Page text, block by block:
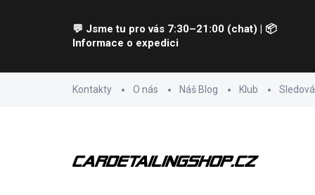
💬 Jsme tu pro vás 7:30–21:00 (chat) | 📦
Informace o expedici
Kontakty O nás Náš Blog Klub